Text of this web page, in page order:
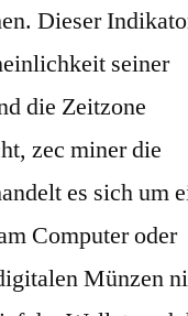
Dieser
seiner
die Zeitzone
zec miner die
es sich um
Computer oder
Münzen